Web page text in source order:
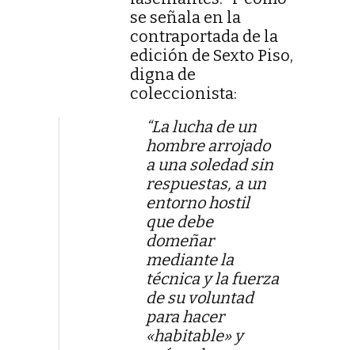
se señala en la
contraportada de la
edición de Sexto Piso,
digna de
coleccionista:
“La lucha de un
hombre arrojado
a una soledad sin
respuestas, a un
entorno hostil
que debe
domeñar
mediante la
técnica y la fuerza
de su voluntad
para hacer
«habitable» y